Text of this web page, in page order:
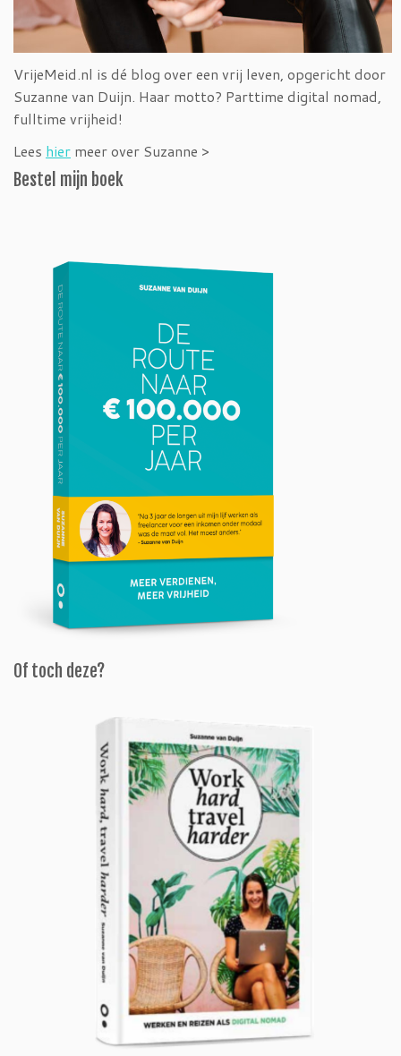
VrijeMeid.nl is dé blog over een vrij leven, opgericht door
Suzanne van Duijn. Haar motto? Parttime digital nomad,
fulltime vrijheid!
Lees hier meer over Suzanne >
Bestel mijn boek
Of toch deze?